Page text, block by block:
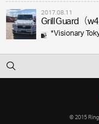
2017.08.11
Grill Guard（
*Visionary
© 2015